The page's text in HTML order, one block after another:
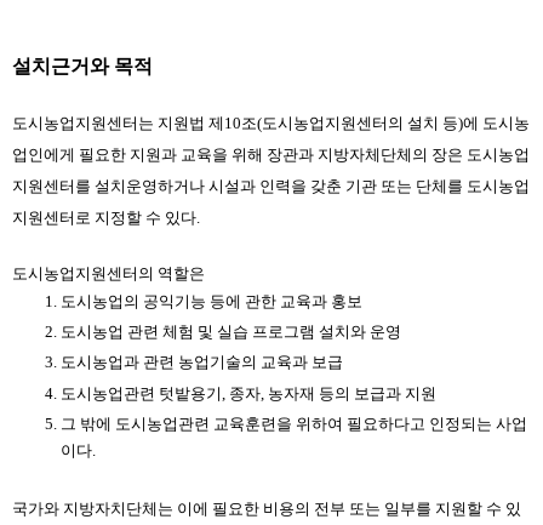
설치근거와 목적
도시농업지원센터는 지원법 제10조(도시농업지원센터의 설치 등)에 도시농
업인에게 필요한 지원과 교육을 위해 장관과 지방자체단체의 장은 도시농업
지원센터를 설치운영하거나 시설과 인력을 갖춘 기관 또는 단체를 도시농업
지원센터로 지정할 수 있다.
도시농업지원센터의 역할은
도시농업의 공익기능 등에 관한 교육과 홍보
도시농업 관련 체험 및 실습 프로그램 설치와 운영
도시농업과 관련 농업기술의 교육과 보급
도시농업관련 텃밭용기, 종자, 농자재 등의 보급과 지원
그 밖에 도시농업관련 교육훈련을 위하여 필요하다고 인정되는 사업
이다.
국가와 지방자치단체는 이에 필요한 비용의 전부 또는 일부를 지원할 수 있